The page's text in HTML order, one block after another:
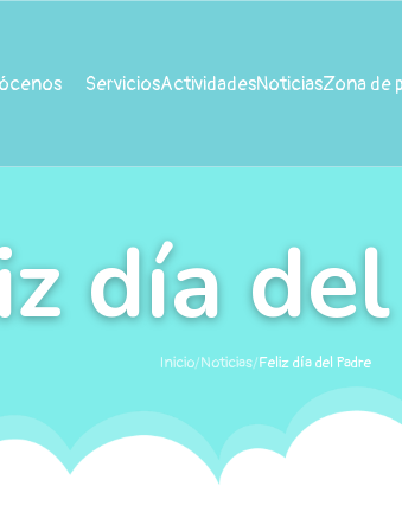
ServiciosActividadesNoticiasZona de
día
Inicio/Noticias/Feliz día del Padre